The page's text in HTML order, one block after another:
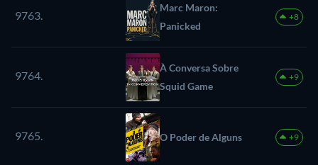
9763.
Marc Maron:
Panicked
+8
9764.
À Conversa Sobre
Squid Game
+9
9765. O Poder de Alguns +9